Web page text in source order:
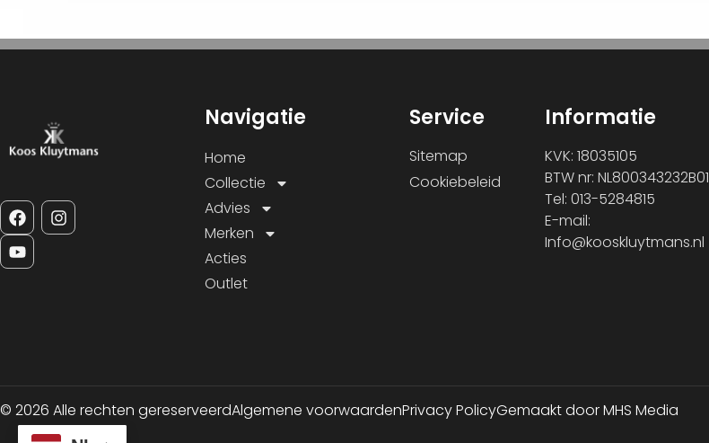
Navigatie
Home
Collectie
Advies
Merken
Acties
Outlet
Service
Sitemap
Cookiebeleid
Informatie
KVK: 18035105
BTW nr: NL800343232B01
Tel: 013-5284815
E-mail:
Info@kooskluytmans.nl
© 2026 Alle rechten gereserveerdAlgemene voorwaardenPrivacy PolicyGemaakt door MHS Media